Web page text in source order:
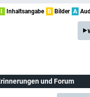
Inhaltsangabe B Bilder A
und Forum